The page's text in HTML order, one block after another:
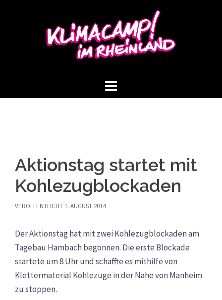
Aktionstag startet mit
Kohlezugblockaden
VERÖFFENTLICHT 1. AUGUST 2014
Der Aktionstag hat mit zwei Kohlezugblockaden am
Tagebau Hambach begonnen. Die erste Blockade
startete um 8 Uhr und schaffte es mithilfe von
Klettermaterial Kohlezüge in der Nähe von Manheim
zu stoppen.